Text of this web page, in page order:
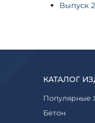
Выпуск
КАТАЛОГ
Популярные
Бетон